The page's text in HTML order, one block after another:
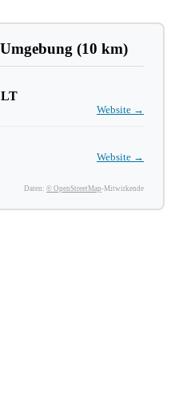
(10 km)
Website →
Website →
Daten: © OpenStreetMap-Mitwirkende